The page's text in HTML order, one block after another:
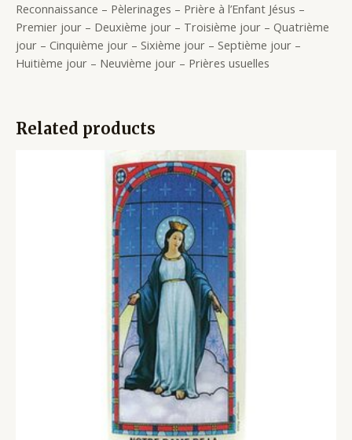
Reconnaissance – Pèlerinages – Prière à l’Enfant Jésus –
Premier jour – Deuxième jour – Troisième jour – Quatrième
jour – Cinquième jour – Sixième jour – Septième jour –
Huitième jour – Neuvième jour – Prières usuelles
Related products